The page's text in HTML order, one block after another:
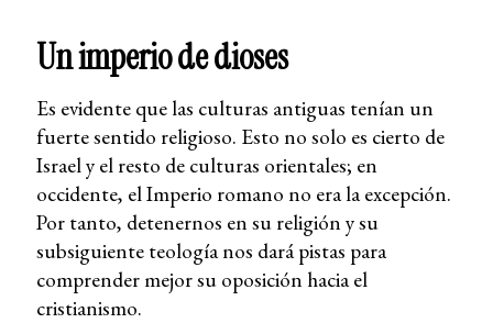
Un imperio de dioses
Es evidente que las culturas antiguas tenían un
fuerte sentido religioso. Esto no solo es cierto de
Israel y el resto de culturas orientales; en
occidente, el Imperio romano no era la excepción.
Por tanto, detenernos en su religión y su
subsiguiente teología nos dará pistas para
comprender mejor su oposición hacia el
cristianismo.